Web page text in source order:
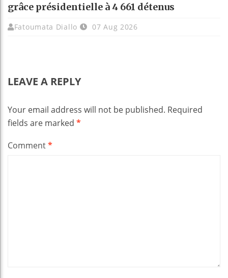
grâce présidentielle à 4 661 détenus
Fatoumata Diallo 07 Aug 2026
LEAVE A REPLY
Your email address will not be published. Required
fields are marked *
Comment*